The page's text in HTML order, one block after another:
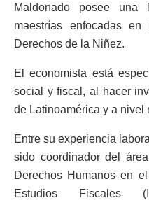
Maldonado posee una
maestrías enfocadas
Derechos de la Niñez.
El economista está
social y fiscal, al hacer
de Latinoamérica y a nivel
Entre su experiencia
sido coordinador del
Derechos Humanos en
Estudios Fiscales